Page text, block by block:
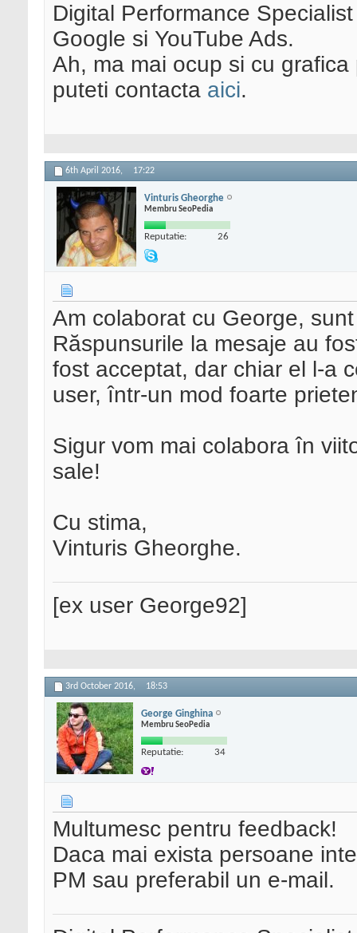
Digital Performance
Google si YouTube Ads.
Ah, ma mai ocup si cu
puteti contacta aici.
6th April 2016, 17:22
Vinturis Gheorghe
Membru SeoPedia
Reputatie: 26
Am colaborat cu George,
Răspunsurile la mesaje au
fost acceptat, dar chiar el l-a
user, într-un mod foarte
Sigur vom mai colabora în
sale!
Cu stima,
Vinturis Gheorghe.
[ex user George92]
3rd October 2016, 18:53
George Ginghina
Membru SeoPedia
Reputatie: 34
Multumesc pentru feedback!
Daca mai exista persoane
PM sau preferabil un e-mail.